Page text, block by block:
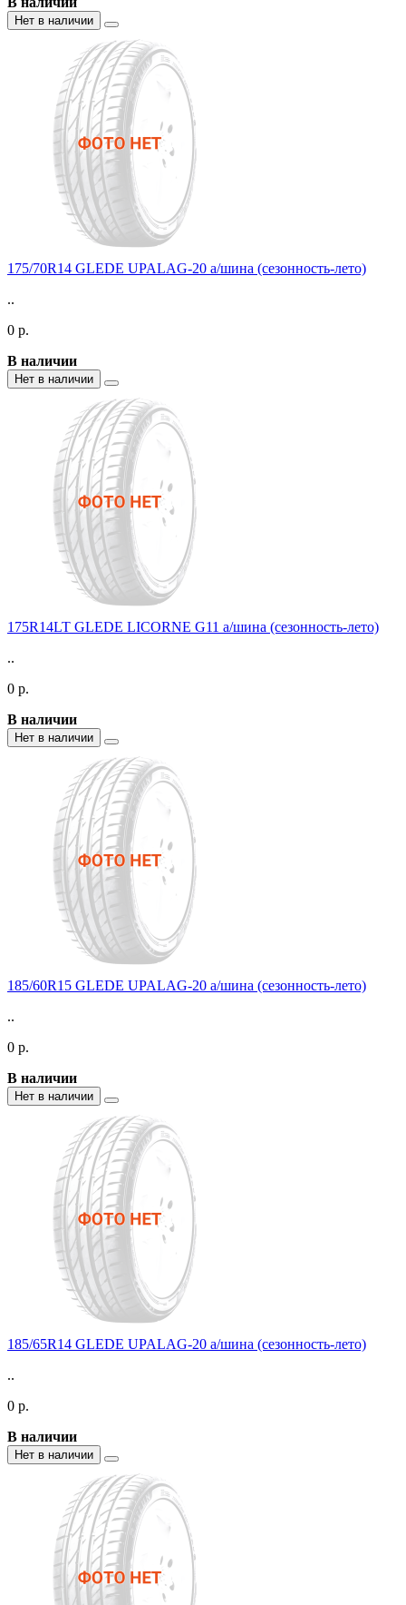
Нет в наличии
175/70R14 GLEDE UPALAG-20 а/шина (сезонность-лето)
..
0 р.
В наличии
Нет в наличии
175R14LT GLEDE LICORNE G11 а/шина (сезонность-лето)
..
0 р.
В наличии
Нет в наличии
185/60R15 GLEDE UPALAG-20 а/шина (сезонность-лето)
..
0 р.
В наличии
Нет в наличии
185/65R14 GLEDE UPALAG-20 а/шина (сезонность-лето)
..
0 р.
В наличии
Нет в наличии